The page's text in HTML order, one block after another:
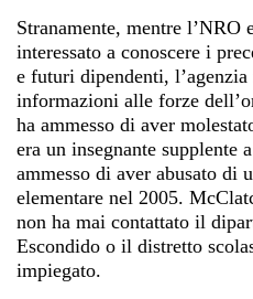
Stranamente, mentre l’NRO
interessato a conoscere i
e futuri dipendenti, l’agenzia
informazioni alle forze
ha ammesso di aver
era un insegnante supplente
ammesso di aver abusato di
elementare nel 2005.
non ha mai contattato il
Escondido o il distretto
impiegato.